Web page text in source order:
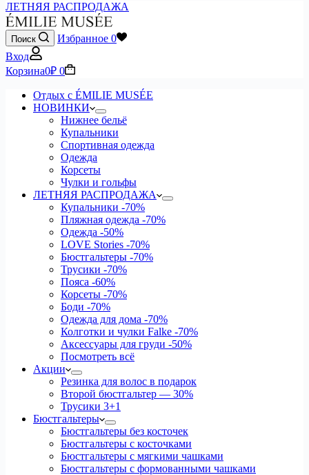
ЛЕТНЯЯ РАСПРОДАЖА
Поиск Избранное 0
Вход
Корзина0₽ 0
Отдых с ÉMILIE MUSÉE
НОВИНКИ
Нижнее бельё
Купальники
Спортивная одежда
Одежда
Корсеты
Чулки и гольфы
ЛЕТНЯЯ РАСПРОДАЖА
Купальники -70%
Пляжная одежда -70%
Одежда -50%
LOVE Stories -70%
Бюстгальтеры -70%
Трусики -70%
Пояса -60%
Корсеты -70%
Боди -70%
Одежда для дома -70%
Колготки и чулки Falke -70%
Аксессуары для груди -50%
Посмотреть всё
Акции
Резинка для волос в подарок
Второй бюстгальтер — 30%
Трусики 3+1
Бюстгальтеры
Бюстгальтеры без косточек
Бюстгальтеры с косточками
Бюстгальтеры с мягкими чашками
Бюстгальтеры с формованными чашками